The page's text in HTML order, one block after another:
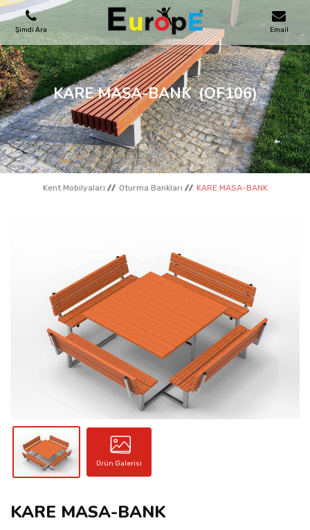
Şimdi Ara Email
OYUN PARKLARI
SKATEPARKLAR
AHŞAP EVLER
KENT MOBILYALARI
REFERANSLAR
İLETIŞIM
KARE MASA-BANK (OF106)
Kent Mobilyaları Oturma Bankları KARE MASA-BANK
Ürün Galerisi
KARE MASA-BANK